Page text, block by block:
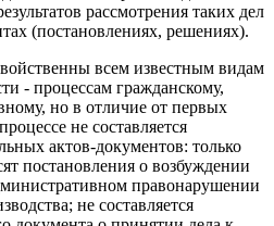
рассмотрения таких дел
(постановлениях, решениях).
всем известным видам
- процессам гражданскому,
но в отличие от первых
не составляется
актов-документов: только
постановления о возбуждении
правонарушении
не составляется